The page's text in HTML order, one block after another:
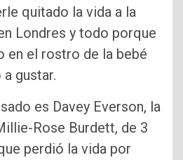
quitado la vida a la
Londres y todo porque
en el rostro de la bebé
gustar.
es Davey Everson, la
Rose Burdett, de 3
perdió la vida por